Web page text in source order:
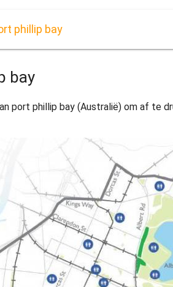
phillip bay
bay
port phillip bay (Australië) om af te